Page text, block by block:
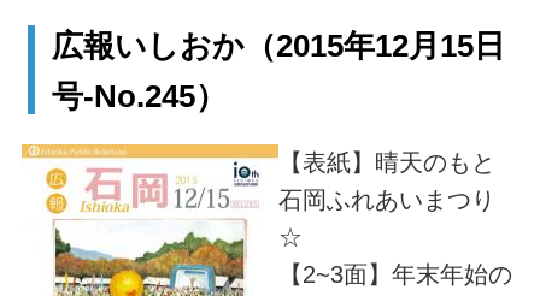
広報いしおか（2015年12月15日
号-No.245）
【表紙】晴天のもと
石岡ふれあいまつり
☆
【2~3面】年末年始の